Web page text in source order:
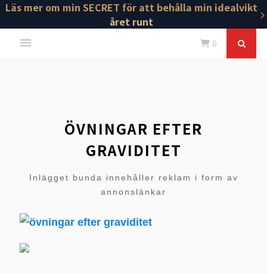
Läs mer om min SECRET för att behålla min idealvikt
året runt
0
ÖVNINGAR EFTER
GRAVIDITET
Inlägget bunda innehåller reklam i form av
annonslänkar